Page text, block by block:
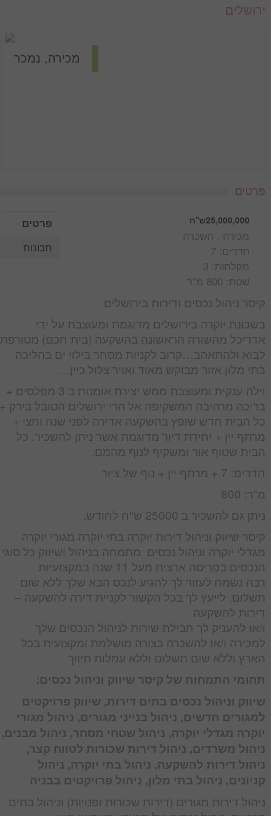
ירושלים
מכירה, נמכר
פרטים
פרטים
תכונות
25,000,000ש''ח
מכירה , השכרה
חדרים: 7
מקלחות: 3
שטח: 800 מ''ר
קיסר ניהול נכסים ודירות בירושלים
בשכונת יוקרה בירושלים מדוגמת ומעוצבת על ידי
אדריכל מהשורה הראשונה בהשקעה (בית חכם) מטורפת
לבוא ולהתאהב…קרוב לקניות מסחר בילוי ים בהליכה
בתי מלון אזור מבוקש מאוד ואויר צלול כיין…
וילה ענקית ומעוצבת ממש יצירת אומנות ב 3 מפלסים +
בריכה מרהיבה המשקיפה אל הרי ירושלים הטובל בירק +
כל הבית חדש שופץ בהשקעה אדירה לפני שנה וחצי +
מרתף יין + יחידת דיור מדוגמת אשר ניתן להשכיר. כל
הבית שטוף אור ומשקיף לנוף מהמם.
חדרים: 7 + מרתף יין + נוף של ציור
מ"ר: 800
ניתן גם להשכיר ב 25000 ש"ח לחודש.
קיסר שיווק וניהול דירות יוקרה בתי יוקרה מגורי יוקרה
מגדלי יוקרה וניהול נכסים מתמחה בניהול ושיווק כל סוגי
הנכסים בפריסה ארצית מעל 11 שנה במקצועיות
רבה נשמח לעזור לך להגיע לנכס הבא שלך ללא שום
תשלום, לייעץ לך בכל הקשור לקניית דירה להשקעה –
דירות להשקעה
ו/או להעניק לך חבילת שירות לניהול הנכסים שלך
למכירה ו/או להשכרה בצורה מושלמת ומקצועית בכל
הארץ וללא שום תשלום וללא עמלות תיווך
תחומי התמחות של קיסר שיווק וניהול נכסים:
שיווק וניהול נכסים בתים דירות, שיווק פרויקטים
למגורים חדשים, ניהול בנייני מגורים, ניהול מגורי
יוקרה מגדלי יוקרה, ניהול שטחי מסחר, ניהול מבנים,
ניהול משרדים, ניהול דירות שכורות לטווח קצר,
ניהול דירות להשקעה, ניהול בתי יוקרה, ניהול
קניונים, ניהול בתי מלון, ניהול פרויקטים בבניה
ניהול דירות מגורים (דירות שכורות ופנויות) וניהול בתים